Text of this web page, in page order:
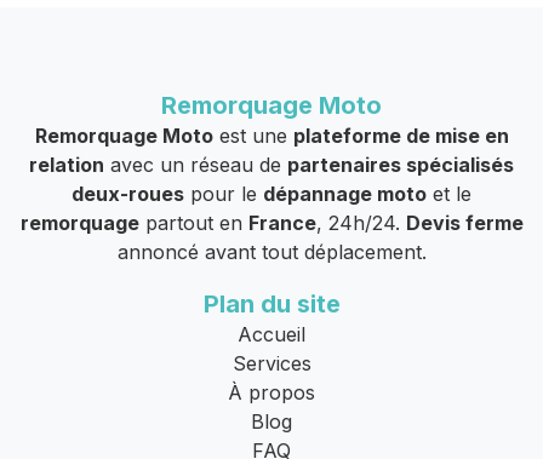
Remorquage Moto
Remorquage Motoest une plateforme de mise en
relation avec un réseau de partenaires spécialisés
deux-roues pour le dépannage moto et le
remorquagepartout en France, 24h/24. Devis ferme
annoncé avant tout déplacement.
Plan du site
Accueil
Services
À propos
Blog
FAQ